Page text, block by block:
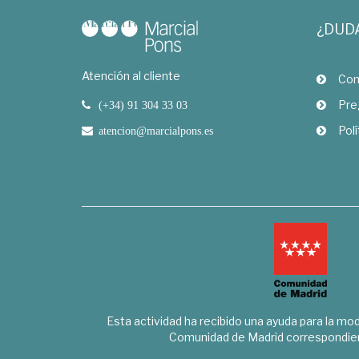
Atención al cliente
(+34) 91 304 33 03
atencion@marcialpons.es
Esta actividad ha recibido una ayuda para la
Comunidad de Madrid